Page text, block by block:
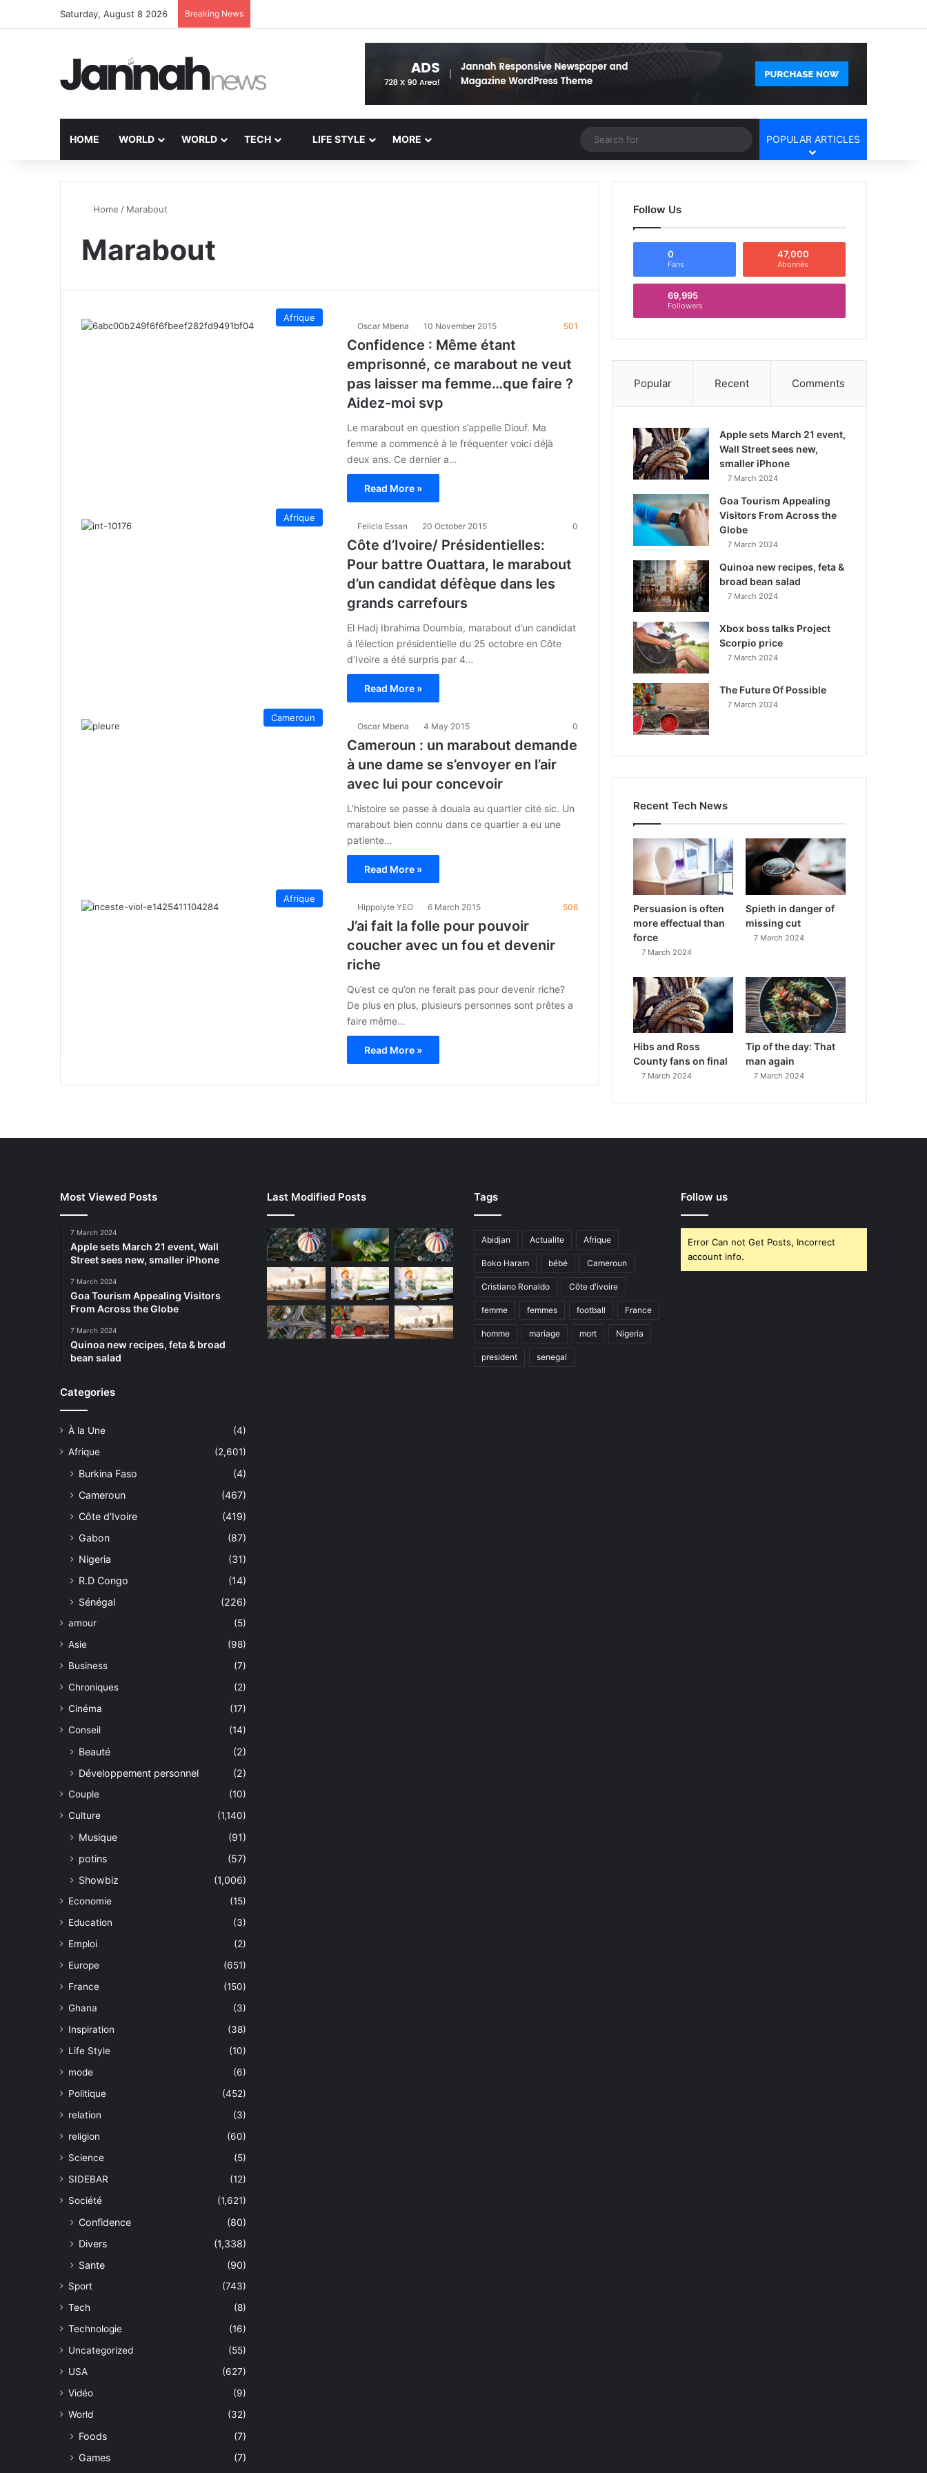
Saturday, August 8 2026 Breaking News
HOME WORLD WORLD TECH LIFE STYLE MORE Random Article
Search
for
POPULAR ARTICLES
Home / Marabout
Marabout
Afrique
Oscar Mbena 10 November 2015 501
Confidence : Même étant
emprisonné, ce marabout ne veut
pas laisser ma femme…que faire ?
Aidez-moi svp
Le marabout en question s’appelle Diouf. Ma
femme a commencé à le fréquenter voici déjà
deux ans. Ce dernier a…
Read More »
Afrique
Felicia Essan 20 October 2015 0
Côte d’Ivoire/ Présidentielles:
Pour battre Ouattara, le marabout
d’un candidat défèque dans les
grands carrefours
El Hadj Ibrahima Doumbia, marabout d’un candidat
à l’élection présidentielle du 25 octobre en Côte
d’Ivoire a été surpris par 4…
Read More »
Cameroun
Oscar Mbena 4 May 2015 0
Cameroun : un marabout demande
à une dame se s’envoyer en l’air
avec lui pour concevoir
L’histoire se passe à douala au quartier cité sic. Un
marabout bien connu dans ce quartier a eu une
patiente…
Read More »
Afrique
Hippolyte YEO 6 March 2015 506
J’ai fait la folle pour pouvoir
coucher avec un fou et devenir
riche
Qu’est ce qu’on ne ferait pas pour devenir riche?
De plus en plus, plusieurs personnes sont prêtes a
faire même…
Read More »
Follow Us
0
Fans
47,000
Abonnés
69,995
Followers
Popular Recent Comments
Apple sets March 21 event,
Wall Street sees new,
smaller iPhone
7 March 2024
Goa Tourism Appealing
Visitors From Across the
Globe
7 March 2024
Quinoa new recipes, feta &
broad bean salad
7 March 2024
Xbox boss talks Project
Scorpio price
7 March 2024
The Future Of Possible
7 March 2024
Recent Tech News
Persuasion is often
more effectual than
force
7 March 2024
Spieth in danger of
missing cut
7 March 2024
Hibs and Ross
County fans on final
7 March 2024
Tip of the day: That
man again
7 March 2024
Most Viewed Posts
7 March 2024
Apple sets March 21 event, Wall
Street sees new, smaller iPhone
7 March 2024
Goa Tourism Appealing Visitors
From Across the Globe
7 March 2024
Quinoa new recipes, feta & broad
bean salad
Categories
À la Une
(4)
Afrique
(2,601)
Burkina Faso
(4)
Cameroun
(467)
Côte d'Ivoire
(419)
Gabon
(87)
Nigeria
(31)
R.D Congo
(14)
Sénégal
(226)
amour
(5)
Asie
(98)
Business
(7)
Chroniques
(2)
Cinéma
(17)
Conseil
(14)
Beauté
(2)
Développement personnel
(2)
Couple
(10)
Culture
(1,140)
Musique
(91)
potins
(57)
Showbiz
(1,006)
Economie
(15)
Education
(3)
Emploi
(2)
Europe
(651)
France
(150)
Ghana
(3)
Inspiration
(38)
Life Style
(10)
mode
(6)
Politique
(452)
relation
(3)
religion
(60)
Science
(5)
SIDEBAR
(12)
Société
(1,621)
Confidence
(80)
Divers
(1,338)
Sante
(90)
Sport
(743)
Tech
(8)
Technologie
(16)
Uncategorized
(55)
USA
(627)
Vidéo
(9)
World
(32)
Foods
(7)
Games
(7)
Last Modified Posts Tags
Abidjan Actualite Afrique
Boko Haram bébé Cameroun
Cristiano Ronaldo Côte d'ivoire
femme femmes football France
homme mariage mort Nigeria
president senegal
Follow us
Error Can not Get Posts, Incorrect
account info.